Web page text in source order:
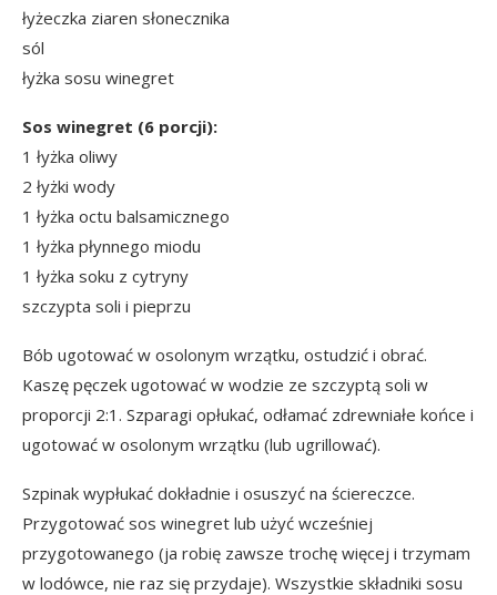
łyżeczka ziaren słonecznika
sól
łyżka sosu winegret
Sos winegret (6 porcji):
1 łyżka oliwy
2 łyżki wody
1 łyżka octu balsamicznego
1 łyżka płynnego miodu
1 łyżka soku z cytryny
szczypta soli i pieprzu
Bób ugotować w osolonym wrzątku, ostudzić i obrać.
Kaszę pęczek ugotować w wodzie ze szczyptą soli w
proporcji 2:1. Szparagi opłukać, odłamać zdrewniałe końce i
ugotować w osolonym wrzątku (lub ugrillować).
Szpinak wypłukać dokładnie i osuszyć na ściereczce.
Przygotować sos winegret lub użyć wcześniej
przygotowanego (ja robię zawsze trochę więcej i trzymam
w lodówce, nie raz się przydaje). Wszystkie składniki sosu